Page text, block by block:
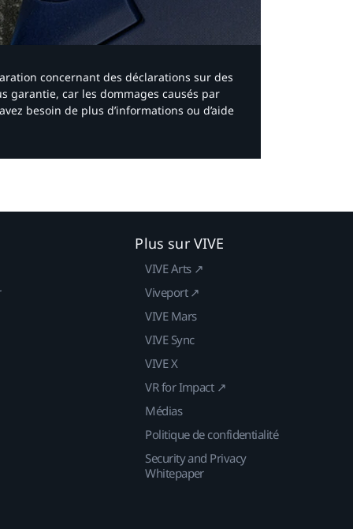
concernant des déclarations sur des
garantie, car les dommages causés par
besoin de plus d’informations ou d’aide
Plus sur VIVE
VIVE Arts ↗
Viveport ↗
VIVE Mars
VIVE Sync
VIVE X
VR for Impact ↗
Médias
Politique de confidentialité
Security and Privacy
Whitepaper